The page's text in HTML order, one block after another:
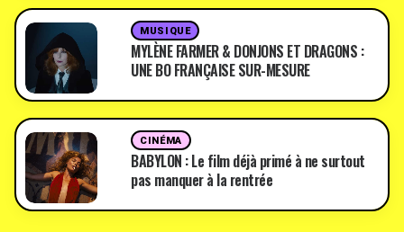
MUSIQUE
MYLÈNE FARMER & DONJONS ET DRAGONS :
UNE BO FRANÇAISE SUR-MESURE
CINÉMA
BABYLON : Le film déjà primé à ne surtout
pas manquer à la rentrée